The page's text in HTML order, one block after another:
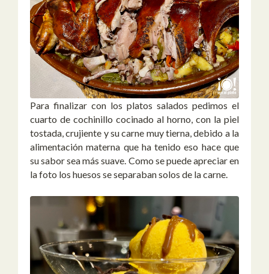
Para finalizar con los platos salados pedimos el
cuarto de cochinillo cocinado al horno, con la piel
tostada, crujiente y su carne muy tierna, debido a la
alimentación materna que ha tenido eso hace que
su sabor sea más suave. Como se puede apreciar en
la foto los huesos se separaban solos de la carne.